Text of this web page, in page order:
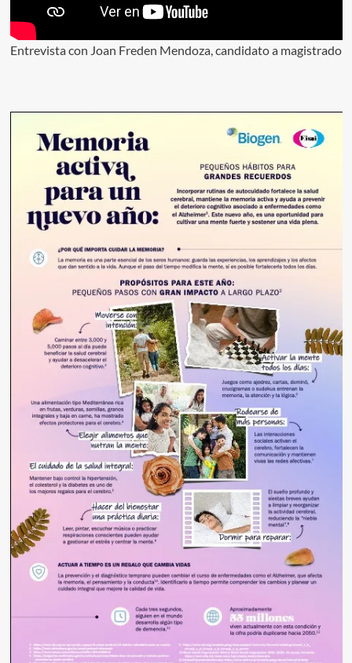
Entrevista con Joan Freden Mendoza, candidato a magistrado